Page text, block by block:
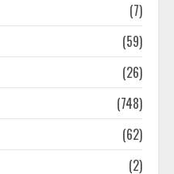
(7)
(59)
(26)
(748)
(62)
(2)